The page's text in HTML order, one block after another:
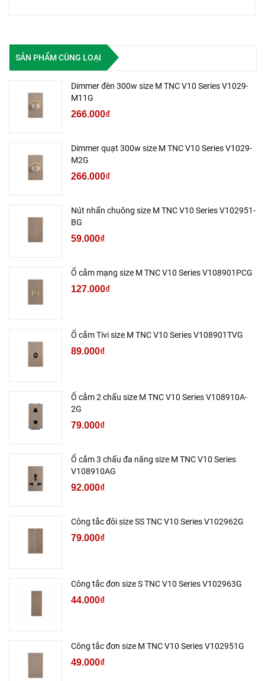
SẢN PHẨM CÙNG LOẠI
Dimmer đèn 300w size M TNC V10 Series V1029-
M11G
266.000₫
Dimmer quạt 300w size M TNC V10 Series V1029-
M2G
266.000₫
Nút nhấn chuông size M TNC V10 Series V102951-
BG
59.000₫
Ổ cắm mạng size M TNC V10 Series V108901PCG
127.000₫
Ổ cắm Tivi size M TNC V10 Series V108901TVG
89.000₫
Ổ cắm 2 chấu size M TNC V10 Series V108910A-
2G
79.000₫
Ổ cắm 3 chấu đa năng size M TNC V10 Series
V108910AG
92.000₫
Công tắc đôi size SS TNC V10 Series V102962G
79.000₫
Công tắc đơn size S TNC V10 Series V102963G
44.000₫
Công tắc đơn size M TNC V10 Series V102951G
49.000₫